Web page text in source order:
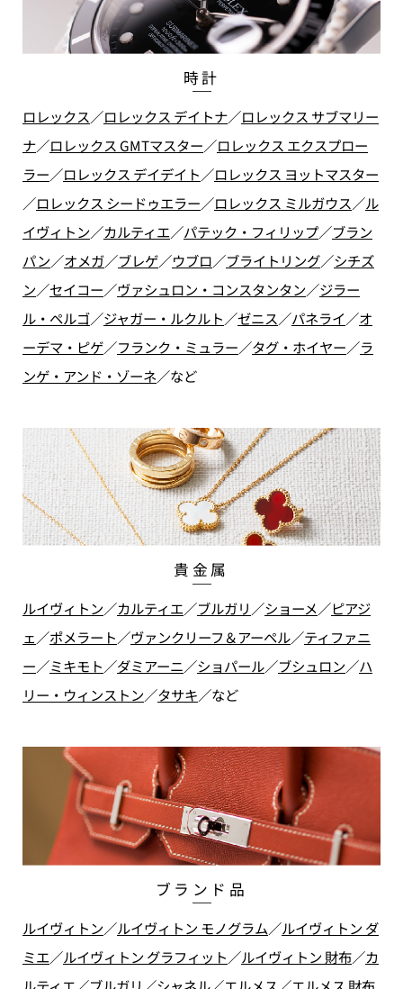
時計
ロレックス／ロレックス デイトナ／ロレックス サブマリー
ナ／ロレックス GMTマスター／ロレックス エクスプロー
ラー／ロレックス デイデイト／ロレックス ヨットマスター
／ロレックス シードゥエラー／ロレックス ミルガウス／ル
イヴィトン／カルティエ／パテック・フィリップ／ブラン
パン／オメガ／ブレゲ／ウブロ／ブライトリング／シチズ
ン／セイコー／ヴァシュロン・コンスタンタン／ジラー
ル・ペルゴ／ジャガー・ルクルト／ゼニス／パネライ／オ
ーデマ・ピゲ／フランク・ミュラー／タグ・ホイヤー／ラ
ンゲ・アンド・ゾーネ／など
貴金属
ルイヴィトン／カルティエ／ブルガリ ／ショーメ／ピアジ
ェ／ポメラート／ヴァンクリーフ＆アーペル／ティファニ
ー／ミキモト／ダミアーニ／ショパール／ブシュロン／ハ
リー・ウィンストン／タサキ／など
ブランド品
ルイヴィトン／ルイヴィトン モノグラム／ルイヴィトン ダ
ミエ／ルイヴィトン グラフィット／ルイヴィトン 財布／カ
ルティエ／ブルガリ ／シャネル／エルメス／エルメス 財布